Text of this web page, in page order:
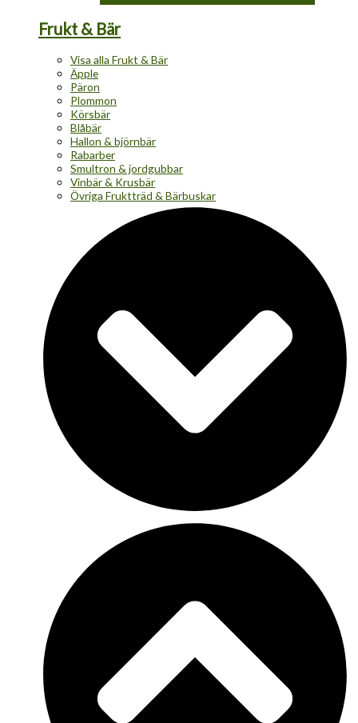
Frukt & Bär
Visa alla Frukt & Bär
Äpple
Päron
Plommon
Körsbär
Blåbär
Hallon & björnbär
Rabarber
Smultron & jordgubbar
Vinbär & Krusbär
Övriga Fruktträd & Bärbuskar